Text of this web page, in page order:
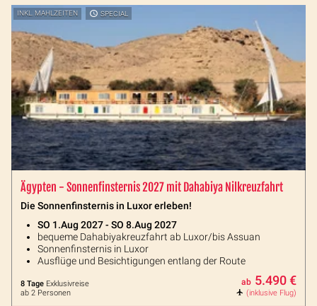
INKL. MAHLZEITEN SPECIAL
Ägypten - Sonnenfinsternis 2027 mit Dahabiya Nilkreuzfahrt
Die Sonnenfinsternis in Luxor erleben!
SO 1.Aug 2027 - SO 8.Aug 2027
bequeme Dahabiyakreuzfahrt ab Luxor/bis Assuan
Sonnenfinsternis in Luxor
Ausflüge und Besichtigungen entlang der Route
8 Tage Exklusivreise
ab 2 Personen
ab 5.490 €
(inklusive Flug)